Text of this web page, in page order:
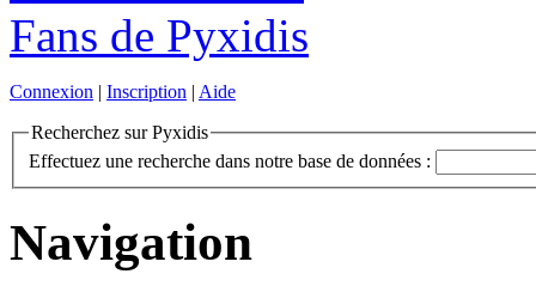
Connexion | Inscription | Aide
Recherchez sur Pyxidis
Effectuez une recherche dans notre base de données :
Navigation